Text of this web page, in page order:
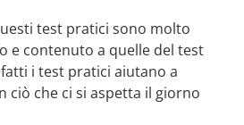
test pratici sono molto
e contenuto a quelle del test
i test pratici aiutano a
ciò che ci si aspetta il giorno